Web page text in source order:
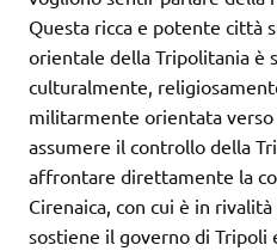
Questa ricca e potente città
orientale della Tripolitania è
culturalmente,
militarmente orientata
assumere il controllo della
affrontare direttamente la
Cirenaica, con cui è in
sostiene il governo di Tripoli